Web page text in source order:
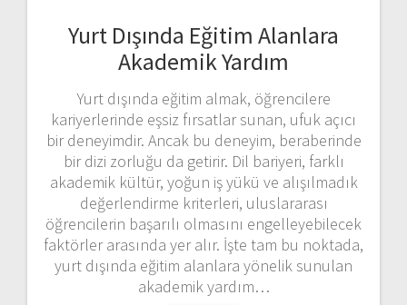
Yurt Dışında Eğitim Alanlara
Akademik Yardım
Yurt dışında eğitim almak, öğrencilere
kariyerlerinde eşsiz fırsatlar sunan, ufuk açıcı
bir deneyimdir. Ancak bu deneyim, beraberinde
bir dizi zorluğu da getirir. Dil bariyeri, farklı
akademik kültür, yoğun iş yükü ve alışılmadık
değerlendirme kriterleri, uluslararası
öğrencilerin başarılı olmasını engelleyebilecek
faktörler arasında yer alır. İşte tam bu noktada,
yurt dışında eğitim alanlara yönelik sunulan
akademik yardım…